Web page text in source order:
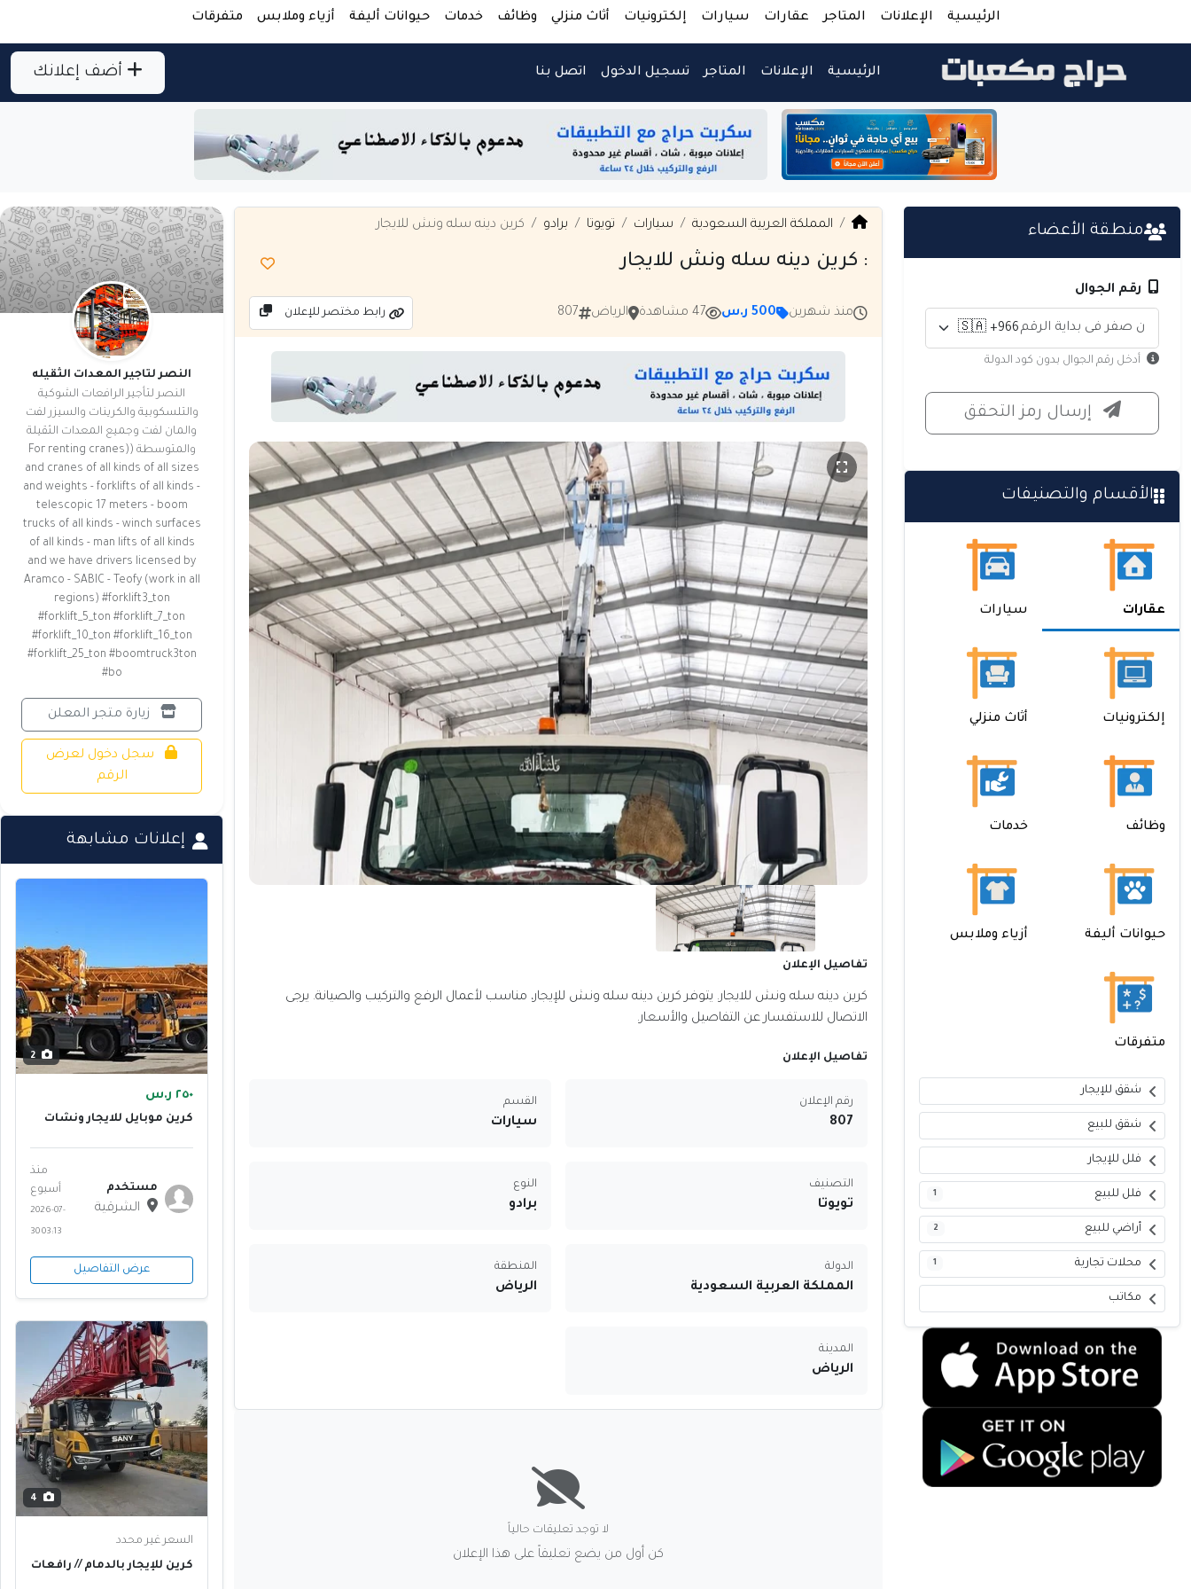
الرئيسية الإعلانات المتاجر عقارات سيارات إلكترونيات أثاث منزلي وظائف خدمات حيوانات أليفة أزياء وملابس متفرقات
الرئيسية الإعلانات المتاجر تسجيل الدخول اتصل بنا أضف إعلانك
منطقة الأعضاء
رقم الجوال
أدخل رقم الجوال بدون كود الدولة
إرسال رمز التحقق
الأقسام والتصنيفات
عقارات سيارات
إلكترونيات أثاث منزلي
وظائف خدمات
حيوانات أليفة أزياء وملابس
متفرقات
شقق للإيجار
شقق للبيع
فلل للإيجار
فلل للبيع 1
أراضي للبيع 2
محلات تجارية 1
مكاتب
المملكة العربية السعودية سيارات تويوتا برادو كرين دينه سله ونش للايجار
: كرين دينه سله ونش للايجار
منذ شهرين 500 ر.س 47 مشاهدة الرياض 807 رابط مختصر للإعلان
تفاصيل الإعلان
كرين دينه سله ونش للايجار. يتوفر كرين دينه سله ونش للإيجار، مناسب لأعمال الرفع والتركيب والصيانة. يرجى
الاتصال للاستفسار عن التفاصيل والأسعار.
تفاصيل الإعلان
رقم الإعلان
807
القسم
سيارات
التصنيف
تويوتا
النوع
برادو
الدولة
المملكة العربية السعودية
المنطقة
الرياض
المدينة
الرياض
لا توجد تعليقات حالياً
كن أول من يضع تعليقاً على هذا الإعلان
النصر لتاجير المعدات الثقيله
النصر لتأجير الرافعات الشوكية
والتلسكوبية والكرينات والسيزر لفت
والمان لفت وجميع المعدات الثقيلة
والمتوسطة ((For renting cranes
and cranes of all kinds of all sizes
and weights - forklifts of all kinds -
telescopic 17 meters - boom
trucks of all kinds - winch surfaces
of all kinds - man lifts of all kinds
and we have drivers licensed by
Aramco - SABIC - Teofy (work in all
regions) #forklift3_ton
#forklift_5_ton #forklift_7_ton
#forklift_10_ton #forklift_16_ton
#forklift_25_ton #boomtruck3ton
#bo
زيارة متجر المعلن
سجل دخول لعرض
الرقم
إعلانات مشابهة
2
٢٥٠ ر.س
كرين موبايل للايجار ونشات
مستخدم
الشرقية
منذ
أسبوع
2026-07-
30 03:13
عرض التفاصيل
السعر غير محدد
كرين للإيجار بالدمام // رافعات